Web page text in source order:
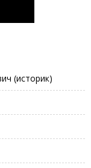
(историк)